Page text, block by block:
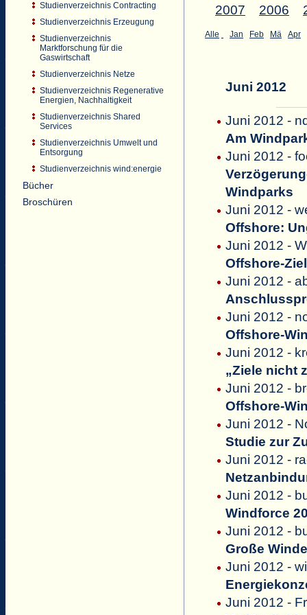
Studienverzeichnis Contracting
Studienverzeichnis Erzeugung
Studienverzeichnis
Marktforschung für die
Gaswirtschaft
Studienverzeichnis Netze
Studienverzeichnis Regenerative
Energien, Nachhaltigkeit
Studienverzeichnis Shared
Services
Studienverzeichnis Umwelt und
Entsorgung
Studienverzeichnis wind:energie
Bücher
Broschüren
2007
2006
Alle Jan Feb Mä Apr
Juni 2012
Juni 2012 -
Am
Juni 2012 -
Windparks
Juni 2012 -
Offshore:
Juni 2012 -
Offshore-
Juni 2012 -
Juni 2012 -
Offshore-
Juni 2012 -
„Ziele nicht
Juni 2012 -
Offshore-
Juni 2012 -
Studie zur
Juni 2012 -
Juni 2012 -
Windforce
Juni 2012 -
Große
Juni 2012 -
Juni 2012 -